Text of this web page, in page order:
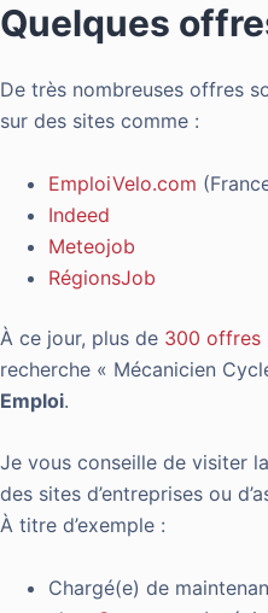
Quelques
De très nombreuses offres
sur des sites comme :
EmploiVelo.com
Indeed
Meteojob
RégionsJob
À ce jour, plus de 300 offres
recherche « Mécanicien
Emploi.
Je vous conseille de visiter
des sites d’entreprises ou
À titre d’exemple :
Chargé(e) de